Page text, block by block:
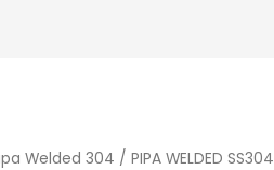
Welded 304 / PIPA WELDED SS304